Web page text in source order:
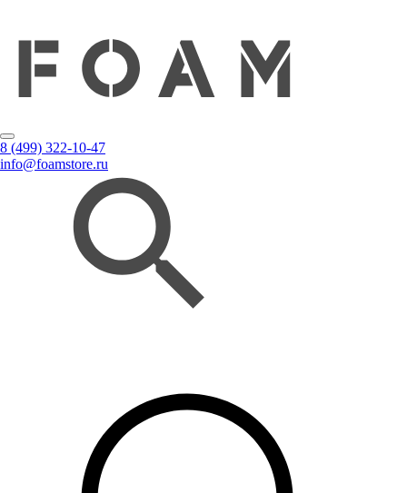
8 (499) 322-10-47
info@foamstore.ru